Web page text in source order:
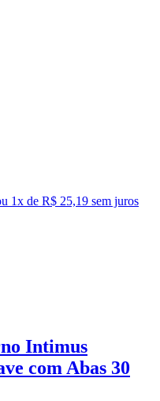
1x de R$ 25,19 sem juros
Intimus
com Abas 30